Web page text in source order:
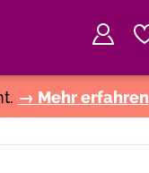
→ Mehr erfahren